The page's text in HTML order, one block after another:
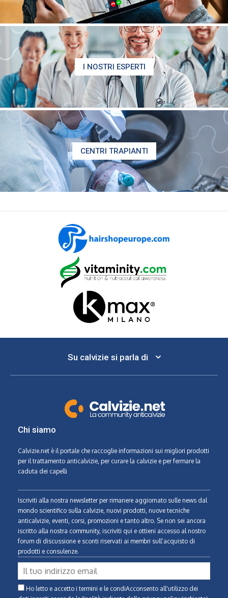
I NOSTRI ESPERTI
CENTRI TRAPIANTI
Su calvizie si parla di
Chi siamo
Calvizie.net è il portale che raccoglie informazioni sui migliori prodotti
per il trattamento anticalvizie, per curare la calvizie e per fermare la
caduta dei capelli
Iscriviti alla nostra newsletter per rimanere aggiornato sulle news dal
mondo scientifico sulla calvizie, nuovi prodotti, nuove tecniche
anticalvizie, eventi, corsi, promozioni e tanto altro. Se non sei ancora
iscritto alla nostra community, iscriviti qui e ottieni accesso al nostro
forum di discussione e sconti riservati ai membri sull’acquisto di
prodotti e consulenze.
Ho letto e accetto i termini e le condiAcconsento all'utilizzo dei